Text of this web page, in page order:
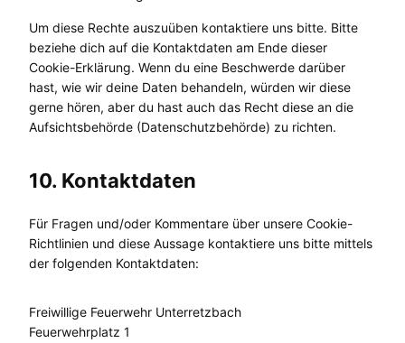
Um diese Rechte auszuüben kontaktiere uns bitte. Bitte
beziehe dich auf die Kontaktdaten am Ende dieser
Cookie-Erklärung. Wenn du eine Beschwerde darüber
hast, wie wir deine Daten behandeln, würden wir diese
gerne hören, aber du hast auch das Recht diese an die
Aufsichtsbehörde (Datenschutzbehörde) zu richten.
10. Kontaktdaten
Für Fragen und/oder Kommentare über unsere Cookie-
Richtlinien und diese Aussage kontaktiere uns bitte mittels
der folgenden Kontaktdaten:
Freiwillige Feuerwehr Unterretzbach
Feuerwehrplatz 1